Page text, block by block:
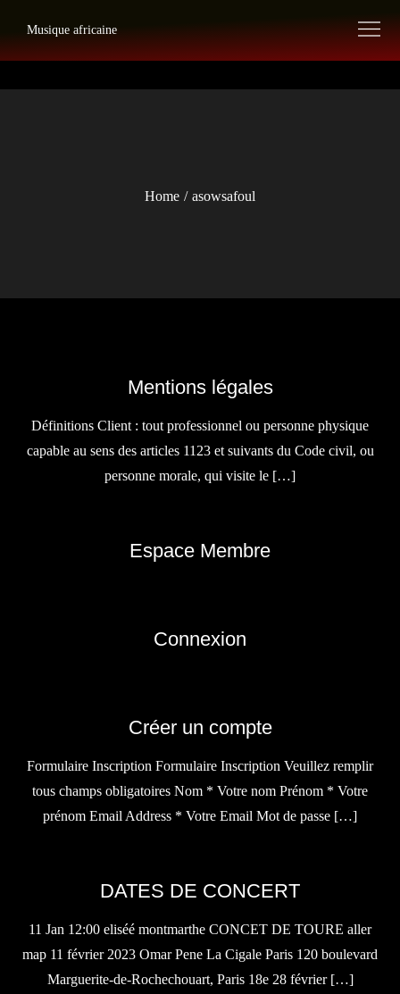
content
Musique africaine
Home asowsafoul
Mentions légales
Définitions Client : tout professionnel ou personne physique
capable au sens des articles 1123 et suivants du Code civil, ou
personne morale, qui visite le […]
Espace Membre
Connexion
Créer un compte
Formulaire Inscription Formulaire Inscription Veuillez remplir
tous champs obligatoires Nom * Votre nom Prénom * Votre
prénom Email Address * Votre Email Mot de passe […]
DATES DE CONCERT
11 Jan 12:00 eliséé montmarthe CONCET DE TOURE aller
map 11 février 2023 Omar Pene La Cigale Paris 120 boulevard
Marguerite-de-Rochechouart, Paris 18e 28 février […]